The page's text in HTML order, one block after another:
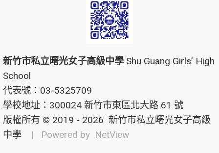
新竹市私立曙光女子高級中學 Shu Guang Girls’ High
School
代表號：03-5325709
學校地址：300024 新竹市東區北大路 61 號
版權所有 © 2019 - 2026 新竹市私立曙光女子高級
中學
| Powered by NetView